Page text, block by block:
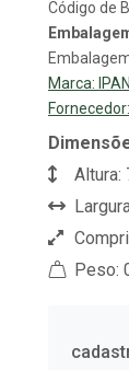
Código de
Marca:
Fornecedor:
Altura:
Peso: